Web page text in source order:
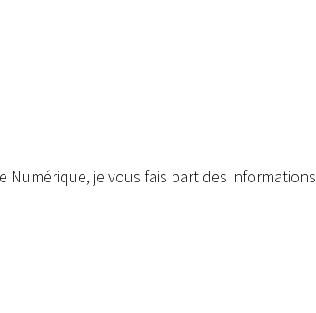
Numérique, je vous fais part des informations